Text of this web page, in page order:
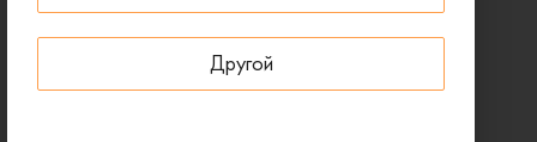
Другой